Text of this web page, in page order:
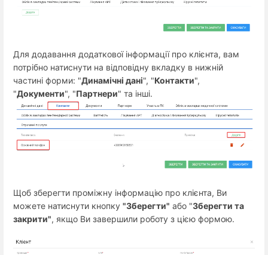
Для додавання додаткової інформації про клієнта, вам
потрібно натиснути на відповідну вкладку в нижній
частині форми: "Динамічні дані", "Контакти",
"Документи", "Партнери" та інші.
Щоб зберегти проміжну інформацію про клієнта, Ви
можете натиснути кнопку "Зберегти" або "Зберегти та
закрити", якщо Ви завершили роботу з цією формою.